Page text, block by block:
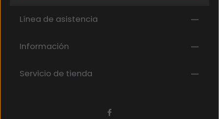
Al seleccionar continuar, confirmas que has leído
has aceptado nuestros
términos y condiciones generales
Los campos marcados con un asterisco (*) son
obligatorios.
Línea de asistencia
Información
Servicio de tienda